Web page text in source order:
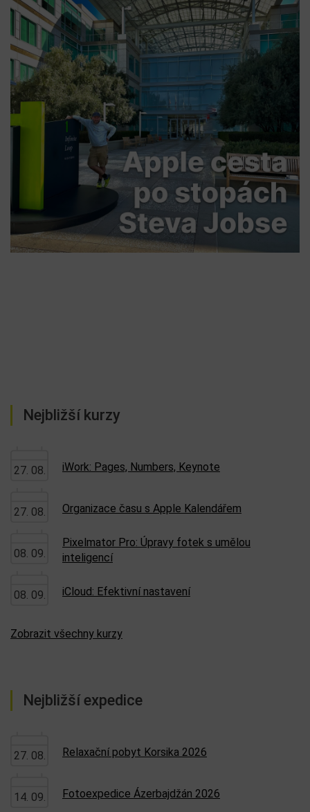
Nejbližší kurzy
27. 08. iWork: Pages, Numbers, Keynote
27. 08. Organizace času s Apple Kalendářem
08. 09.
Pixelmator Pro: Úpravy fotek s umělou
inteligencí
08. 09. iCloud: Efektivní nastavení
Zobrazit všechny kurzy
Nejbližší expedice
27. 08. Relaxační pobyt Korsika 2026
14. 09. Fotoexpedice Ázerbajdžán 2026